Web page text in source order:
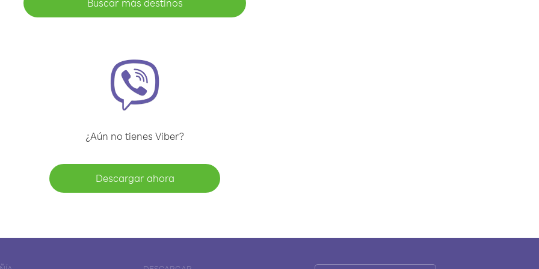
Buscar más destinos
¿Aún no tienes Viber?
Descargar ahora